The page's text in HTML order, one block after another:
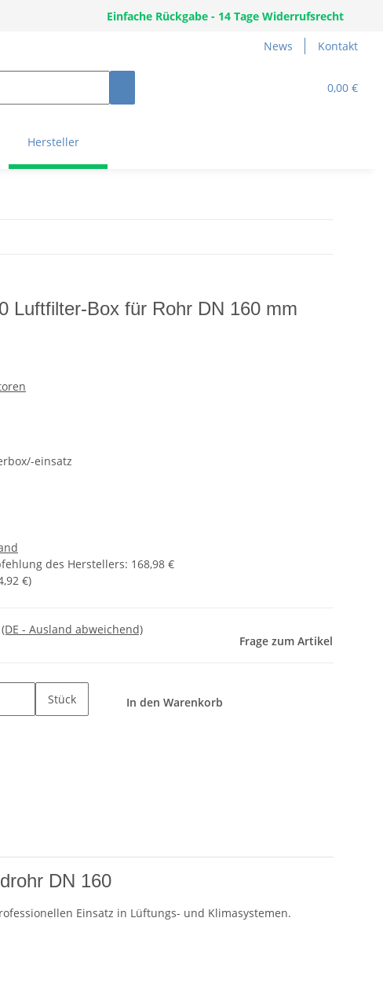
Einfache Rückgabe - 14 Tage Widerrufsrecht
News Kontakt
0,00 €
Hersteller
Luftfilter-Box für Rohr DN 160 mm
einsatz
des Herstellers: 168,98 €
€)
(DE - Ausland abweichend)
Frage zum Artikel
Stück In den Warenkorb
DN 160
Einsatz in Lüftungs- und Klimasystemen.